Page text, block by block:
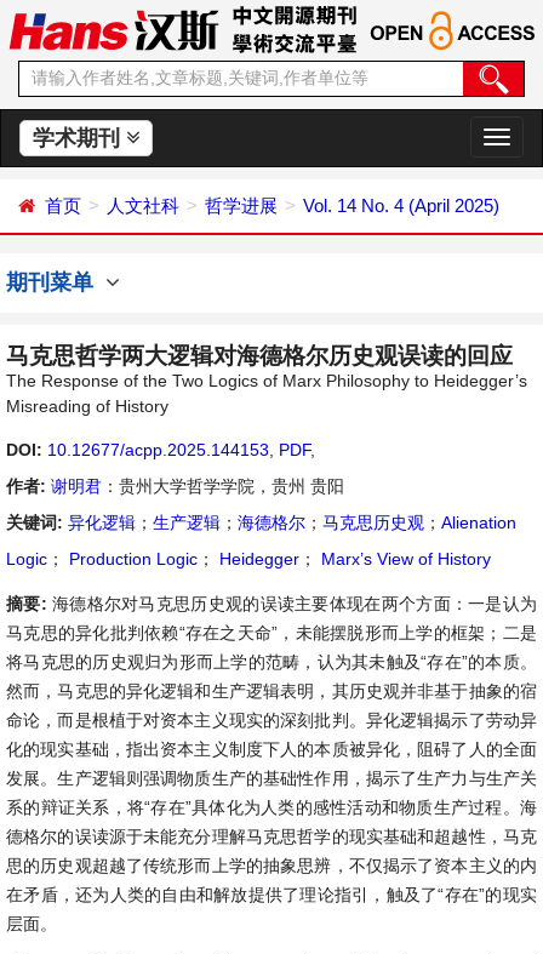
学术期刊
切
换
航
首页 人文社科 哲学进展 Vol. 14 No. 4 (April 2025)
期刊菜单
马克思哲学两大逻辑对海德格尔历史观误读的回应
The Response of the Two Logics of Marx Philosophy to Heidegger’s
Misreading of History
DOI: 10.12677/acpp.2025.144153 PDF,
作者: 谢明君 ：贵州大学哲学学院，贵州 贵阳
关键词: 异化逻辑 ； 生产逻辑 ； 海德格尔 ； 马克思历史观 ； Alienation
Logic ； Production Logic ； Heidegger ； Marx’s View of History
摘要: 海德格尔对马克思历史观的误读主要体现在两个方面：一是认为
马克思的异化批判依赖“存在之天命”，未能摆脱形而上学的框架；二是
将马克思的历史观归为形而上学的范畴，认为其未触及“存在”的本质。
然而，马克思的异化逻辑和生产逻辑表明，其历史观并非基于抽象的宿
命论，而是根植于对资本主义现实的深刻批判。异化逻辑揭示了劳动异
化的现实基础，指出资本主义制度下人的本质被异化，阻碍了人的全面
发展。生产逻辑则强调物质生产的基础性作用，揭示了生产力与生产关
系的辩证关系，将“存在”具体化为人类的感性活动和物质生产过程。海
德格尔的误读源于未能充分理解马克思哲学的现实基础和超越性，马克
思的历史观超越了传统形而上学的抽象思辨，不仅揭示了资本主义的内
在矛盾，还为人类的自由和解放提供了理论指引，触及了“存在”的现实
层面。